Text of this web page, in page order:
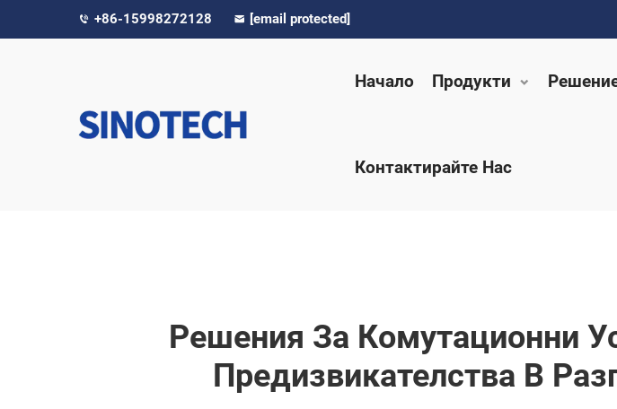
+86-15998272128 [email protected]
Начало Продукти
Контактирайте Нас
Решения За Комутационни
Предизвикателства В